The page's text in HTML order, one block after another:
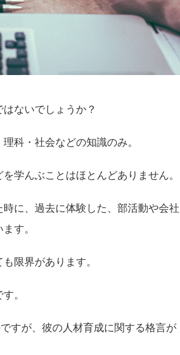
ないでしょうか？
科・社会などの知識のみ。
学んぶことはほとんどありません。
に、過去に体験した、部活動や会社
す。
限界があります。
。
すが、彼の人材育成に関する格言が